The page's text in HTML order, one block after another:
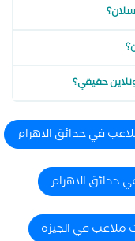
حقيقي؟
في حدائق الاهرام
حدائق الاهرام
ملاعب في الجيزة